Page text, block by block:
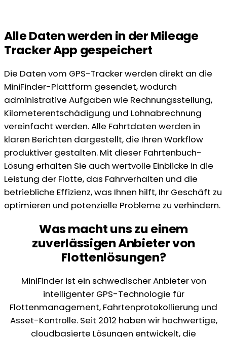
Alle Daten werden in der Mileage
Tracker App gespeichert
Die Daten vom GPS-Tracker werden direkt an die
MiniFinder-Plattform gesendet, wodurch
administrative Aufgaben wie Rechnungsstellung,
Kilometerentschädigung und Lohnabrechnung
vereinfacht werden. Alle Fahrtdaten werden in
klaren Berichten dargestellt, die Ihren Workflow
produktiver gestalten. Mit dieser Fahrtenbuch-
Lösung erhalten Sie auch wertvolle Einblicke in die
Leistung der Flotte, das Fahrverhalten und die
betriebliche Effizienz, was Ihnen hilft, Ihr Geschäft zu
optimieren und potenzielle Probleme zu verhindern.
Was macht uns zu einem
zuverlässigen Anbieter von
Flottenlösungen?
MiniFinder ist ein schwedischer Anbieter von
intelligenter GPS-Technologie für
Flottenmanagement, Fahrtenprotokollierung und
Asset-Kontrolle. Seit 2012 haben wir hochwertige,
cloudbasierte Lösungen entwickelt, die